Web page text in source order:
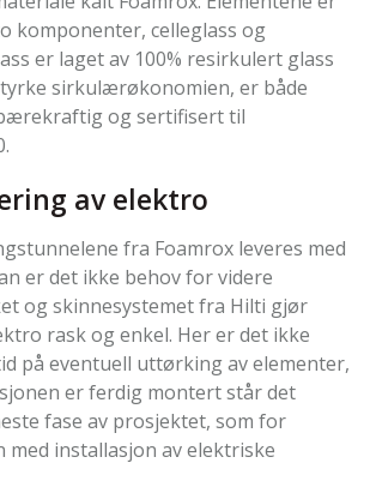
komponenter, celleglass og
er laget av 100% resirkulert glass
sirkulærøkonomien, er både
og sertifisert til
av elektro
fra Foamrox leveres med
er det ikke behov for videre
og skinnesystemet fra Hilti gjør
rask og enkel. Her er det ikke
på eventuell uttørking av elementer,
er ferdig montert står det
fase av prosjektet, som for
med installasjon av elektriske